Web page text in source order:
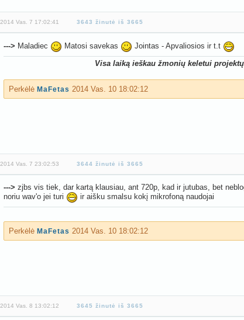
2014 Vas. 7 17:02:41 3643 žinutė iš 3665
---> Maladiec Matosi savekas
Jointas - Apvaliosios ir t.t
Visa laiką ieškau žmonių keletui
PerkėlėMaFetas 2014 Vas. 10 18:02:12
2014 Vas. 7 23:02:53 3644 žinutė iš 3665
---> zjbs vis tiek, dar kartą klausiau, ant 720p, kad ir jutubas, bet
noriu wav'o jei turi
ir aišku smalsu kokį mikrofoną naudojai
PerkėlėMaFetas 2014 Vas. 10 18:02:12
2014 Vas. 8 13:02:12 3645 žinutė iš 3665